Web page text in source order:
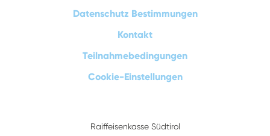
Datenschutz Bestimmungen
Kontakt
Teilnahmebedingungen
Cookie-Einstellungen
Raiffeisenkasse Südtirol